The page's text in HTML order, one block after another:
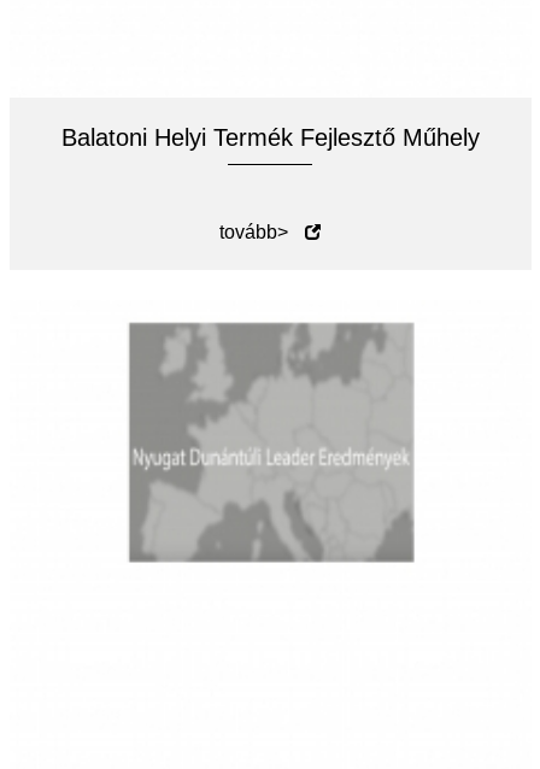
Balatoni Helyi Termék Fejlesztő Műhely
tovább>